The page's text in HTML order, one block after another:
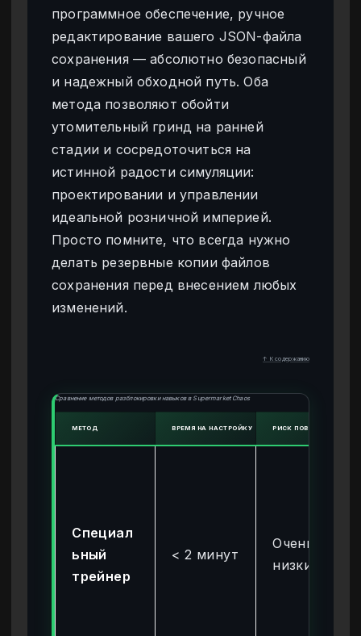
программное обеспечение, ручное
редактирование вашего JSON-файла
сохранения — абсолютно безопасный
и надежный обходной путь. Оба
метода позволяют обойти
утомительный гринд на ранней
стадии и сосредоточиться на
истинной радости симуляции:
проектировании и управлении
идеальной розничной империей.
Просто помните, что всегда нужно
делать резервные копии файлов
сохранения перед внесением любых
изменений.
↑ К содержанию
Сравнение методов разблокировки навыков в Supermarket Chaos
МЕТОД ВРЕМЯ НА НАСТРОЙКУ РИСК ПОВРЕЖДЕНИЯ
Специал
ьный
трейнер
< 2 минут
Очень
низкий